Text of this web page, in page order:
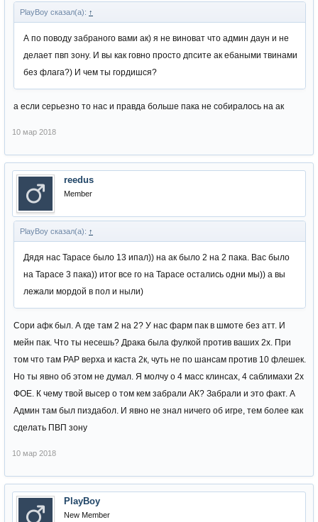
PlayBoy сказал(а): ↑
А по поводу забраного вами ак) я не виноват что админ даун и не
делает пвп зону. И вы как говно просто дпсите ак ебаными твинами
без флага?) И чем ты гордишся?
а если серьезно то нас и правда больше пака не собиралось на ак
10 мар 2018
reedus
Member
PlayBoy сказал(а): ↑
Дядя нас Тарасе было 13 ипал)) на ак было 2 на 2 пака. Вас было
на Тарасе 3 пака)) итог все го на Тарасе остались одни мы)) а вы
лежали мордой в пол и ныли)
Сори афк был. А где там 2 на 2? У нас фарм пак в шмоте без атт. И
мейн пак. Что ты несешь? Драка была фулкой против ваших 2х. При
том что там РАР верха и каста 2к, чуть не по шансам против 10 флешек.
Но ты явно об этом не думал. Я молчу о 4 масс клинсах, 4 саблимахи 2х
ФОЕ. К чему твой высер о том кем забрали АК? Забрали и это факт. А
Админ там был пиздабол. И явно не знал ничего об игре, тем более как
сделать ПВП зону
10 мар 2018
PlayBoy
New Member